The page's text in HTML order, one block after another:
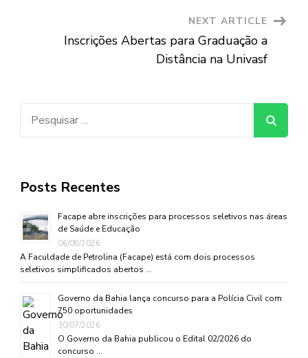
NEXT ARTICLE
Inscrições Abertas para Graduação a
Distância na Univasf
Posts Recentes
Facape abre inscrições para processos seletivos nas áreas
de Saúde e Educação
06/08/2026
A Faculdade de Petrolina (Facape) está com dois processos
seletivos simplificados abertos …
Governo da Bahia lança concurso para a Polícia Civil com
750 oportunidades
30/07/2026
O Governo da Bahia publicou o Edital 02/2026 do
concurso …